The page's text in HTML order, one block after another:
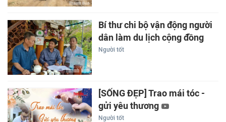
Bí thư chi bộ vận động người
dân làm du lịch cộng đồng
Người tốt
[SỐNG ĐẸP] Trao mái tóc -
gửi yêu thương
Người tốt